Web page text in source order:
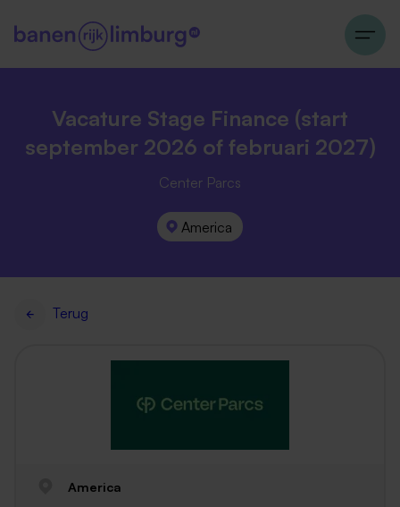
Vacature Stage Finance (start
september 2026 of februari 2027)
Center Parcs
America
Terug
America